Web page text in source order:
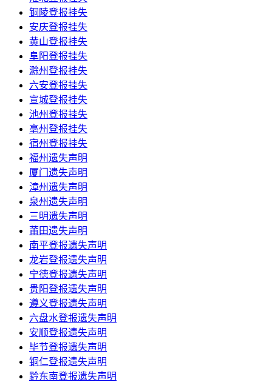
铜陵登报挂失
安庆登报挂失
黄山登报挂失
阜阳登报挂失
滁州登报挂失
六安登报挂失
宣城登报挂失
池州登报挂失
亳州登报挂失
宿州登报挂失
福州遗失声明
厦门遗失声明
漳州遗失声明
泉州遗失声明
三明遗失声明
莆田遗失声明
南平登报遗失声明
龙岩登报遗失声明
宁德登报遗失声明
贵阳登报遗失声明
遵义登报遗失声明
六盘水登报遗失声明
安顺登报遗失声明
毕节登报遗失声明
铜仁登报遗失声明
黔东南登报遗失声明